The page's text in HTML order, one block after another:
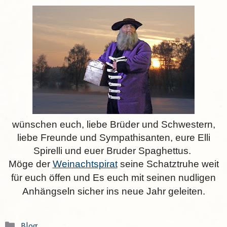
wünschen euch, liebe Brüder und Schwestern,
liebe Freunde und Sympathisanten, eure Elli
Spirelli und euer Bruder Spaghettus.
Möge der Weinachtspiratseine Schatztruhe weit
für euch öffen und Es euch mit seinen nudligen
Anhängseln sicher ins neue Jahr geleiten.
Kategorien